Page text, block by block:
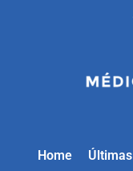
Home Últimas